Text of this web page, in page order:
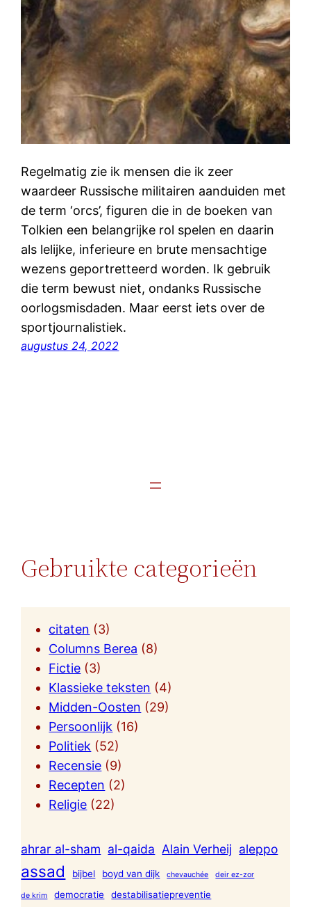
Regelmatig zie ik mensen die ik zeer
waardeer Russische militairen aanduiden met
de term ‘orcs’, figuren die in de boeken van
Tolkien een belangrijke rol spelen en daarin
als lelijke, inferieure en brute mensachtige
wezens geportretteerd worden. Ik gebruik
die term bewust niet, ondanks Russische
oorlogsmisdaden. Maar eerst iets over de
sportjournalistiek.
augustus 24, 2022
Gebruikte categorieën
citaten (3)
Columns Berea (8)
Fictie (3)
Klassieke teksten (4)
Midden-Oosten (29)
Persoonlijk (16)
Politiek (52)
Recensie (9)
Recepten (2)
Religie (22)
ahrar al-sham al-qaida Alain Verheij aleppo
assad bijbel boyd van dijk chevauchée deir ez-zor
de krim democratie destabilisatiepreventie